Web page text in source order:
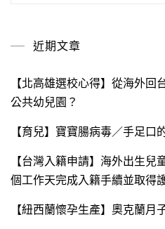
近期文章
【北高雄選校心得】從海外
公共幼兒園？
【育兒】寶寶腸病毒／手足口
【台灣入籍申請】海外出生
個工作天完成入籍手續並取得
【紐西蘭懷孕生產】奧克蘭